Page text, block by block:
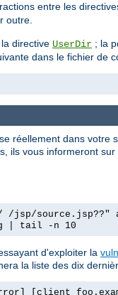
entre les
outre.
directive UserDir ; la
dans le fichier de
réellement dans votre
ils vous informeront
source.jsp??"
| tail -n 10
d'exploiter la
la liste des dix
[client